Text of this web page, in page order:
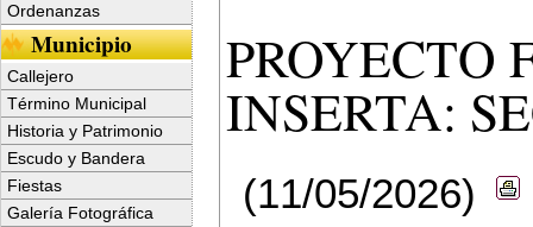
Ordenanzas
Municipio
Callejero
Término Municipal
Historia y Patrimonio
Escudo y Bandera
Fiestas
Galería Fotográfica
PROYECTO
INSERTA:
(11/05/2026)